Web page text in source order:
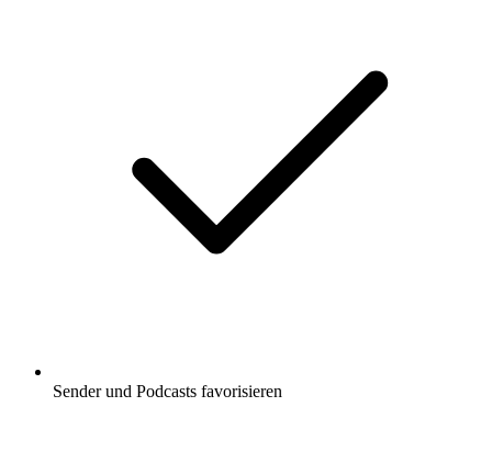
Sender und Podcasts favorisieren